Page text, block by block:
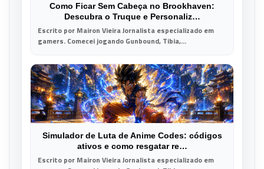
Como Ficar Sem Cabeça no Brookhaven:
Descubra o Truque e Personaliz…
Escrito por Mairon Vieira Jornalista especializado em
gamers. Comecei jogando Gunbound, Tibia,...
Simulador de Luta de Anime Codes: códigos
ativos e como resgatar re…
Escrito por Mairon Vieira Jornalista especializado em